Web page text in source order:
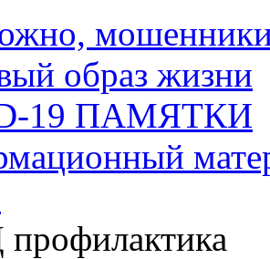
образ жизни
19 ПАМЯТКИ